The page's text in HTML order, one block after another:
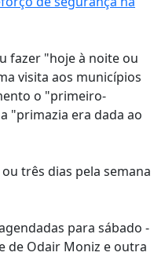
fazer "hoje à noite ou
visita aos municípios
o "primeiro-
"primazia era dada ao
três dias pela semana
para sábado -
de Odair Moniz e outra